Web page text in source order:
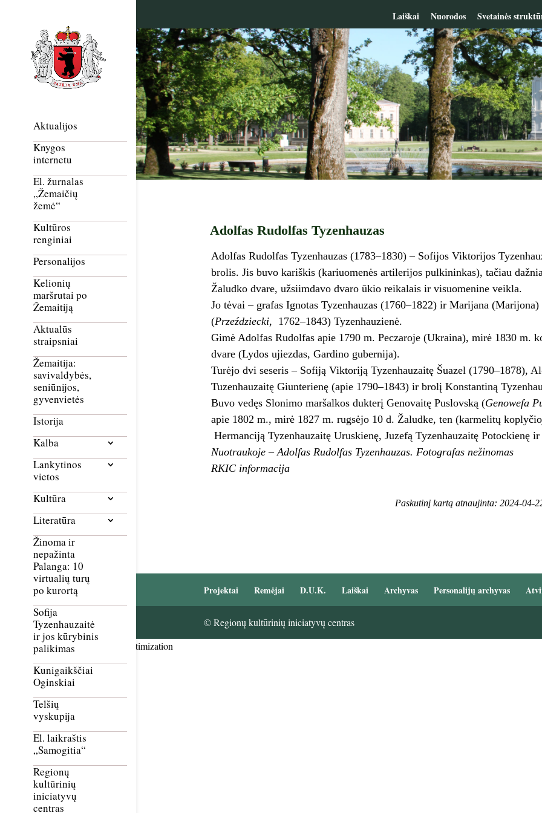
Laiškai Nuorodos Svetainės
Aktualijos
Knygos
internetu
El. žurnalas
„Žemaičių
žemė“
Kultūros
renginiai
Personalijos
Kelionių
maršrutai po
Žemaitiją
Aktualūs
straipsniai
Žemaitija:
savivaldybės,
seniūnijos,
gyvenvietės
Istorija
Kalba
Lankytinos
vietos
Kultūra
Literatūra
Žinoma ir
nepažinta
Palanga: 10
virtualių turų
po kurortą
Sofija
Tyzenhauzaitė
ir jos kūrybinis
palikimas
Kunigaikščiai
Oginskiai
Telšių
vyskupija
El. laikraštis
„Samogitia“
Regionų
kultūrinių
iniciatyvų
centras
Adolfas Rudolfas Tyzenhauzas
Adolfas Rudolfas Tyzenhauzas (1783–1830) – Sofijos Viktorijos
brolis. Jis buvo kariškis (kariuomenės artilerijos pulkininkas), tačiau
Žaludko dvare, užsiimdavo dvaro ūkio reikalais ir visuomenine veikla.
Jo tėvai – grafas Ignotas Tyzenhauzas (1760–1822) ir Marijana (Marijona)
(Przeździecki, 1762–1843) Tyzenhauzienė.
Gimė Adolfas Rudolfas apie 1790 m. Peczaroje (Ukraina), mirė 1830 m.
dvare (Lydos ujiezdas, Gardino gubernija).
Turėjo dvi seseris – Sofiją Viktoriją Tyzenhauzaitę Šuazel (1790–1878),
Tuzenhauzaitę Giunterienę (apie 1790–1843) ir brolį Konstantiną
Buvo vedęs Slonimo maršalkos dukterį Genovaitę Puslovską (Genowefa
apie 1802 m., mirė 1827 m. rugsėjo 10 d. Žaludke, ten (karmelitų
Hermanciją Tyzenhauzaitę Uruskienę, Juzefą Tyzenhauzaitę Potockienę
Nuotraukoje – Adolfas Rudolfas Tyzenhauzas. Fotografas nežinomas
RKIC informacija
Paskutinį kartą atnaujinta: 2024-04-
Projektai Remėjai D.U.K. Laiškai Archyvas Personalijų archyvas
© Regionų kultūrinių iniciatyvų centras
Smush Image Compression and Optimization